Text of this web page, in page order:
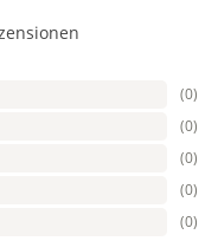
(0)
(0)
(0)
(0)
(0)